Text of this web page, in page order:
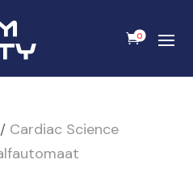
0
/ Cardiac Science